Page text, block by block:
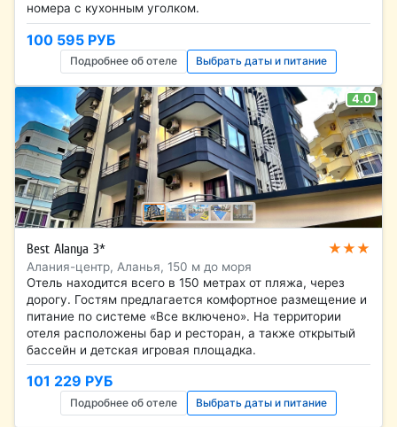
номера с кухонным уголком.
100 595 РУБ
Подробнее об отеле Выбрать даты и питание
4.0
Best Alanya 3* ★★★
Алания-центр, Аланья, 150 м до моря
Отель находится всего в 150 метрах от пляжа, через
дорогу. Гостям предлагается комфортное размещение и
питание по системе «Все включено». На территории
отеля расположены бар и ресторан, а также открытый
бассейн и детская игровая площадка.
101 229 РУБ
Подробнее об отеле Выбрать даты и питание